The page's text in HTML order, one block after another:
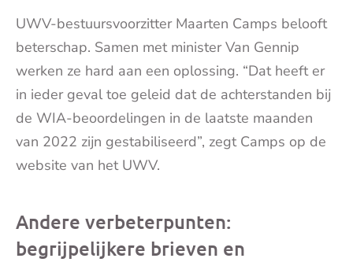
UWV-bestuursvoorzitter Maarten Camps belooft
beterschap. Samen met minister Van Gennip
werken ze hard aan een oplossing. “Dat heeft er
in ieder geval toe geleid dat de achterstanden bij
de WIA-beoordelingen in de laatste maanden
van 2022 zijn gestabiliseerd”, zegt Camps op de
website van het UWV.
Andere verbeterpunten:
begrijpelijkere brieven en